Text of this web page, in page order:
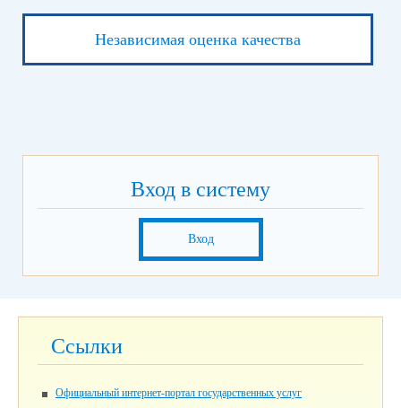
Независимая оценка качества
Вход в систему
Вход
Ссылки
Официальный интернет-портал государственных услуг